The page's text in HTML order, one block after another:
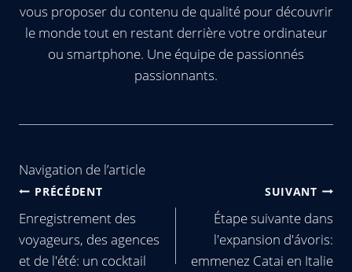
vous proposer du contenu de qualité pour découvrir
le monde tout en restant derrière votre ordinateur
ou smartphone. Une équipe de passionnés
passionnants.
Navigation de l’article
PRÉCÉDENT
Enregistrement des
voyageurs, des agences
et de l'été: un cocktail
SUIVANT
Étape suivante dans
l'expansion d'ávoris:
emmenez Catai en Italie